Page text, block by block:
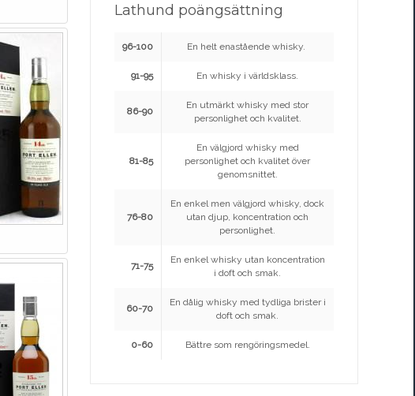
Lathund poängsättning
96-100 En helt enastående whisky.
91-95 En whisky i världsklass.
86-90
En utmärkt whisky med stor
personlighet och kvalitet.
81-85
En välgjord whisky med
personlighet och kvalitet över
genomsnittet.
76-80
En enkel men välgjord whisky, dock
utan djup, koncentration och
personlighet.
71-75
En enkel whisky utan koncentration
i doft och smak.
60-70
En dålig whisky med tydliga brister i
doft och smak.
0-60 Bättre som rengöringsmedel.